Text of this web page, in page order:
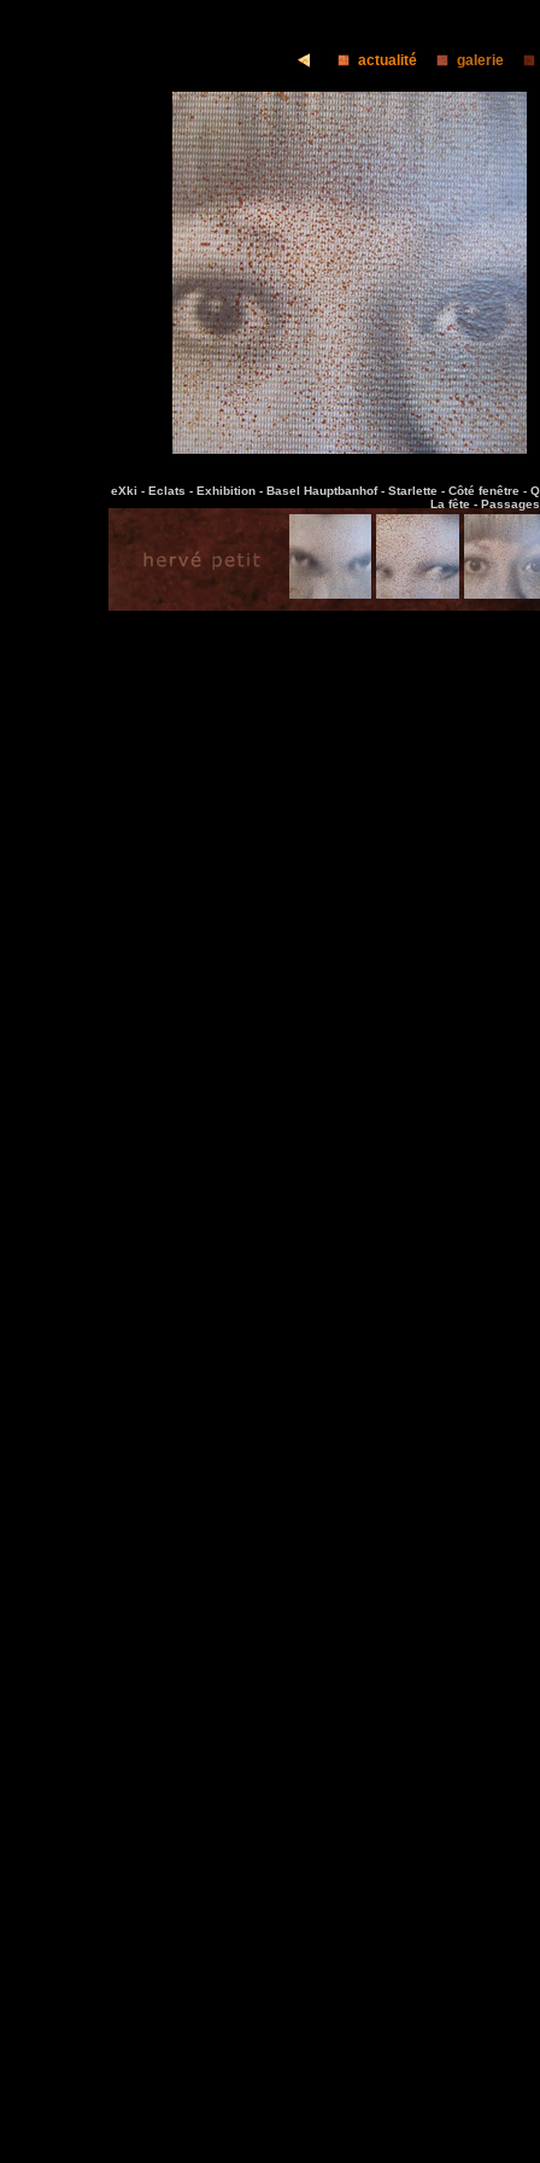
actualité galerie
eXki - Eclats - Exhibition - Basel Hauptbanhof - Starlette - Côté fenêtre -
La fête -